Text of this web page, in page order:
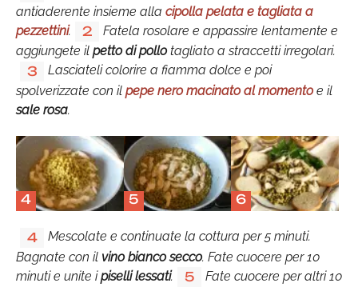
antiaderente insieme alla cipolla pelata e tagliata a
pezzettini. 2
Fatela rosolare e appassire lentamente e
aggiungete il petto di pollotagliato a straccetti irregolari.
3
Lasciateli colorire a fiamma dolce e poi
spolverizzate con il pepe nero macinato al momento e il
sale rosa.
4 5 6
4
Mescolate e continuate la cottura per 5 minuti.
Bagnate con il vino bianco secco. Fate cuocere per 10
minuti e unite ipiselli lessati. 5
Fate cuocere per altri 10